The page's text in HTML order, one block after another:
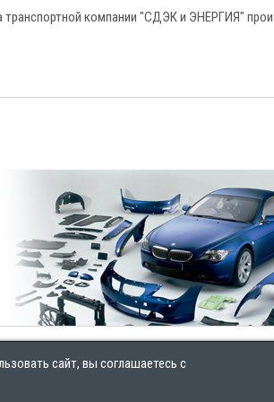
сайт, вы соглашаетесь с
компании "СДЭК и ЭНЕРГИЯ"